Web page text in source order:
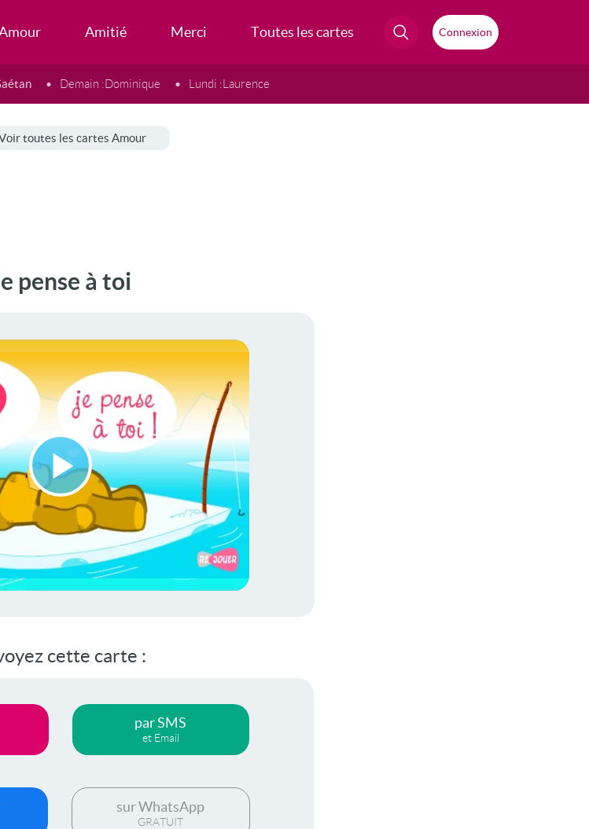
Amitié Merci Toutes les cartes Connexion
Demain :Dominique Lundi :Laurence
toutes les cartes Amour
pense à toi
Lire
la
cette carte :
par SMS
et Email
sur WhatsApp
GRATUIT